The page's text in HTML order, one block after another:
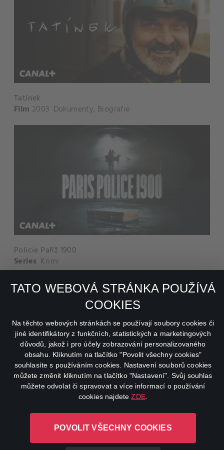
TATO WEBOVÁ STRÁNKA POUŽÍVÁ
COOKIES
Na těchto webových stránkách se používají soubory cookies či
jiné identifikátory z funkčních, statistických a marketingových
důvodů, jakož i pro účely zobrazování personalizovaného
obsahu. Kliknutím na tlačítko "Povolit všechny cookies"
souhlasíte s používáním cookies. Nastavení souborů cookies
můžete změnit kliknutím na tlačítko "Nastavení". Svůj souhlas
můžete odvolat či spravovat a více informací o používání
cookies najdeteZDE.
POVOLIT VŠECHNY COOKIES
Tatínek
Film 2003 Dokumenty, Biografie
Policie Paříž 1900
Series Krimi
Gangster Ka: Afričan
2014 Drama,Krimi,Thriller